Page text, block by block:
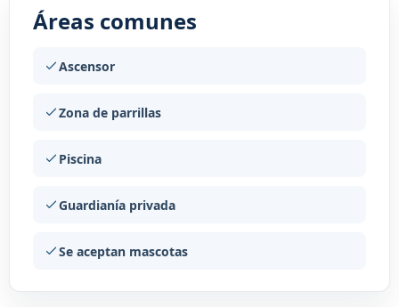
Áreas comunes
Ascensor
Zona de parrillas
Piscina
Guardianía privada
Se aceptan mascotas